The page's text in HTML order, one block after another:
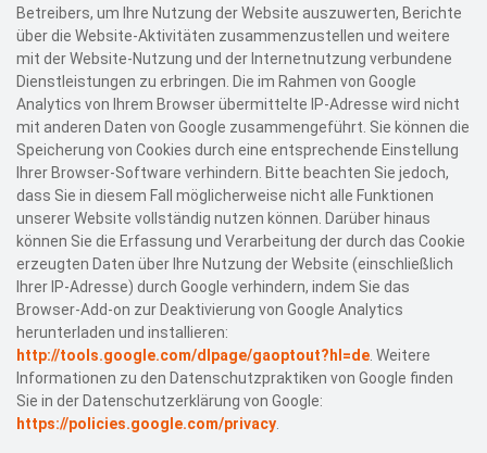
Betreibers, um Ihre Nutzung der Website auszuwerten, Berichte
über die Website-Aktivitäten zusammenzustellen und weitere
mit der Website-Nutzung und der Internetnutzung verbundene
Dienstleistungen zu erbringen. Die im Rahmen von Google
Analytics von Ihrem Browser übermittelte IP-Adresse wird nicht
mit anderen Daten von Google zusammengeführt. Sie können die
Speicherung von Cookies durch eine entsprechende Einstellung
Ihrer Browser-Software verhindern. Bitte beachten Sie jedoch,
dass Sie in diesem Fall möglicherweise nicht alle Funktionen
unserer Website vollständig nutzen können. Darüber hinaus
können Sie die Erfassung und Verarbeitung der durch das Cookie
erzeugten Daten über Ihre Nutzung der Website (einschließlich
Ihrer IP-Adresse) durch Google verhindern, indem Sie das
Browser-Add-on zur Deaktivierung von Google Analytics
herunterladen und installieren:
http://tools.google.com/dlpage/gaoptout?hl=de . Weitere
Informationen zu den Datenschutzpraktiken von Google finden
Sie in der Datenschutzerklärung von Google:
https://policies.google.com/privacy